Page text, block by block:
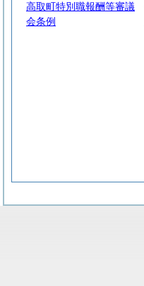
高取町特別職報酬等審議
会条例